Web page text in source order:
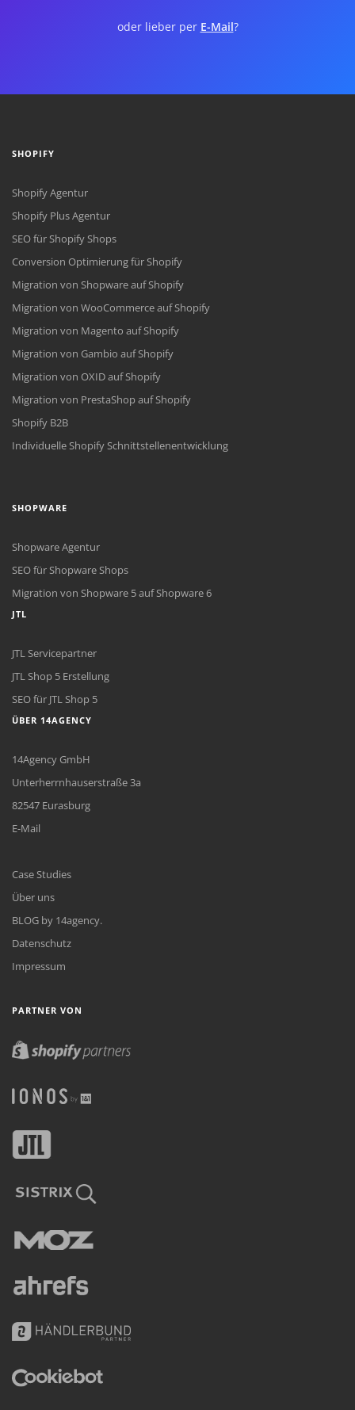
oder lieber per E-Mail?
SHOPIFY
Shopify Agentur
Shopify Plus Agentur
SEO für Shopify Shops
Conversion Optimierung für Shopify
Migration von Shopware auf Shopify
Migration von WooCommerce auf Shopify
Migration von Magento auf Shopify
Migration von Gambio auf Shopify
Migration von OXID auf Shopify
Migration von PrestaShop auf Shopify
Shopify B2B
Individuelle Shopify Schnittstellenentwicklung
SHOPWARE
Shopware Agentur
SEO für Shopware Shops
Migration von Shopware 5 auf Shopware 6
JTL
JTL Servicepartner
JTL Shop 5 Erstellung
SEO für JTL Shop 5
ÜBER 14AGENCY
14Agency GmbH
Unterherrnhauserstraße 3a
82547 Eurasburg
E-Mail
Case Studies
Über uns
BLOG by 14agency.
Datenschutz
Impressum
PARTNER VON